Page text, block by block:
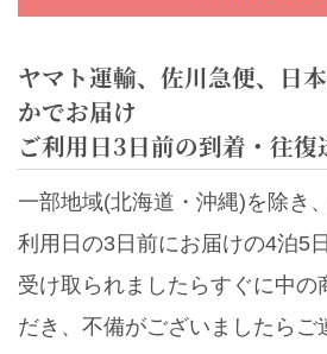
ヤマト運輸、佐川急便、日
かでお届け
ご利用日3日前の到着・往復
一部地域(北海道・沖縄)を除き
利用日の3日前にお届けの4泊5
受け取られましたらすぐに中の
だき、不備がございましたらご